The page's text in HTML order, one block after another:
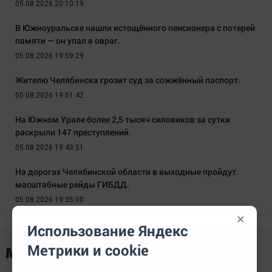
05.08.2026 20:10:19
В Южноуральске нашли истощённого пенсионера с потерей
памяти — он упал в овраг.
05.08.2026 19:59:29
Жителю Челябинска грозит суд за сожжённый паспорт.
05.08.2026 19:51:42
На Южном Урале более 2,5 тысяч силовиков за сутки
раскрыли 147 преступлений.
05.08.2026 19:43:51
На дорогах Челябинской области в выходные пройдут
масштабные рейды ГИБДД.
05.08.2026 19:35:00
×
Использование Яндекс
Метрики и cookie